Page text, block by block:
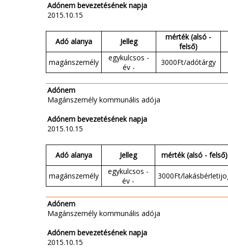
Adónem bevezetésének napja
2015.10.15
Adó alanya Jelleg
mérték (alsó -
felső)
magánszemély
egykulcsos -
év -
3000Ft/adótárgy
Adónem
Magánszemély kommunális adója
Adónem bevezetésének napja
2015.10.15
Adó alanya Jelleg mérték (alsó - felső)
magánszemély
egykulcsos -
év -
3000Ft/
Adónem
Magánszemély kommunális adója
Adónem bevezetésének napja
2015.10.15